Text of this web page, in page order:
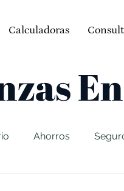
Calculadoras
Ahorros